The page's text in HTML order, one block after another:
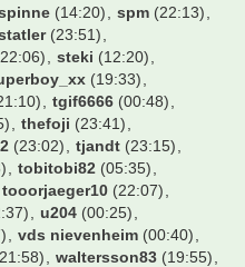
(14:20) spm (22:13)
(23:51)
steki (12:20)
(19:33)
tgif6666 (00:48)
thefoji (23:41)
(23:02) tjandt (23:15)
tobitobi82 (05:35)
tooorjaeger10 (22:07)
u204 (00:25)
vds nievenheim (00:40)
waltersson83 (19:55)